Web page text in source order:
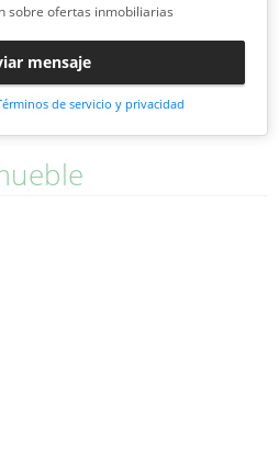
sobre ofertas inmobiliarias
mensaje
de servicio y privacidad